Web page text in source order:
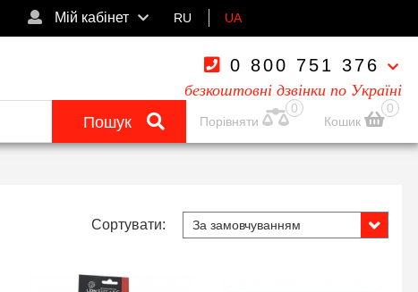
Мій кабінет RU UA
0 800 751 376
безкоштовні дзвінки по Україні
Пошук
0
Порівняти
0
Кошик
Сортувати: